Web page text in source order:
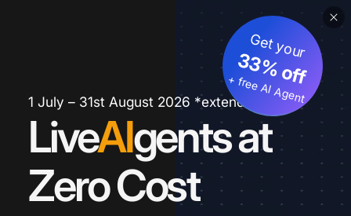
1 July – 31st August 2026 *extended
LiveAIgents at
Zero Cost
Get your
33% off
+ free AI Agent